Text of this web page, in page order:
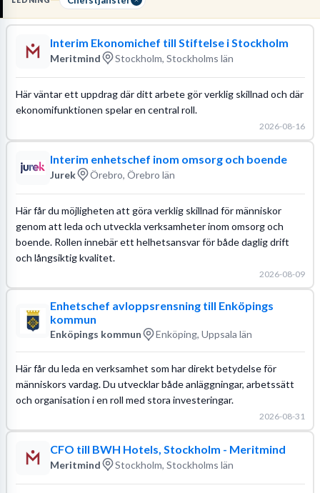
en förmåga att omsätta visioner tillkonkreta handlingsplaner.
Läs mer om yrket:
Löneguide Arbetsuppgifter Utbildningsguide
Interim Ekonomichef till Stiftelse i Stockholm
Meritmind Stockholm, Stockholms län
Här väntar ett uppdrag där ditt arbete gör verklig skillnad och där
ekonomifunktionen spelar en central roll.
2026-08-16
Interim enhetschef inom omsorg och boende
Jurek Örebro, Örebro län
Här får du möjligheten att göra verklig skillnad för människor
genom att leda och utveckla verksamheter inom omsorg och
boende. Rollen innebär ett helhetsansvar för både daglig drift
och långsiktig kvalitet.
2026-08-09
Enhetschef avloppsrensning till Enköpings
kommun
Enköpings kommun Enköping, Uppsala län
Här får du leda en verksamhet som har direkt betydelse för
människors vardag. Du utvecklar både anläggningar, arbetssätt
och organisation i en roll med stora investeringar.
2026-08-31
CFO till BWH Hotels, Stockholm - Meritmind
Meritmind Stockholm, Stockholms län